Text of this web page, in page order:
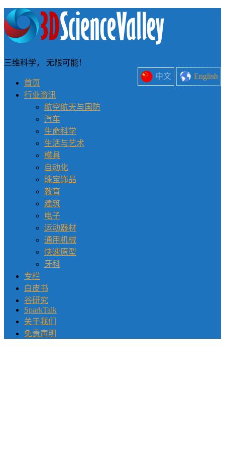
中文 English
三维科学， 无限可能！
首页
行业资讯
航空航天与国防
汽车
生命科学
生活与艺术
模具
自动化
珠宝饰品
教育
建筑
电子
运动器材
通用机械
快速原型
牙科
专栏
白皮书
谷研究
SparkTalk
关于我们
免责声明